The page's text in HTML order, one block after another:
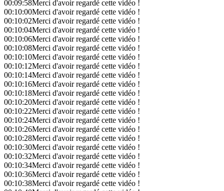
00:09:58Merci d'avoir regardé cette vidéo !
00:10:00Merci d'avoir regardé cette vidéo !
00:10:02Merci d'avoir regardé cette vidéo !
00:10:04Merci d'avoir regardé cette vidéo !
00:10:06Merci d'avoir regardé cette vidéo !
00:10:08Merci d'avoir regardé cette vidéo !
00:10:10Merci d'avoir regardé cette vidéo !
00:10:12Merci d'avoir regardé cette vidéo !
00:10:14Merci d'avoir regardé cette vidéo !
00:10:16Merci d'avoir regardé cette vidéo !
00:10:18Merci d'avoir regardé cette vidéo !
00:10:20Merci d'avoir regardé cette vidéo !
00:10:22Merci d'avoir regardé cette vidéo !
00:10:24Merci d'avoir regardé cette vidéo !
00:10:26Merci d'avoir regardé cette vidéo !
00:10:28Merci d'avoir regardé cette vidéo !
00:10:30Merci d'avoir regardé cette vidéo !
00:10:32Merci d'avoir regardé cette vidéo !
00:10:34Merci d'avoir regardé cette vidéo !
00:10:36Merci d'avoir regardé cette vidéo !
00:10:38Merci d'avoir regardé cette vidéo !